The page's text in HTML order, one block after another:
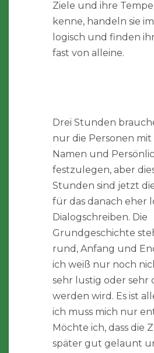
Ziele und ihre
kenne, handeln sie
logisch und finden
fast von alleine.
Drei Stunden
nur die Personen mit
Namen und
festzulegen, aber
Stunden sind jetzt
für das danach eher
Dialogschreiben. Die
Grundgeschichte
rund, Anfang und
ich weiß nur noch
sehr lustig oder sehr
werden wird. Es ist
ich muss mich nur
Möchte ich, dass die
später gut gelaunt